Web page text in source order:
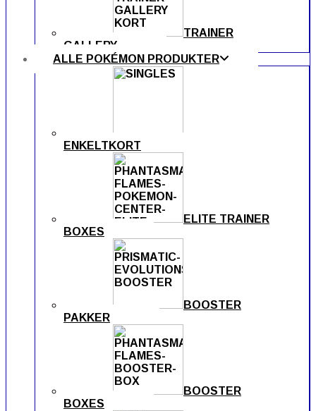
TRAINER
GALLERY
ALLE POKÉMON PRODUKTER
ENKELTKORT
ELITE TRAINER
BOXES
BOOSTER
PAKKER
BOOSTER
BOXES